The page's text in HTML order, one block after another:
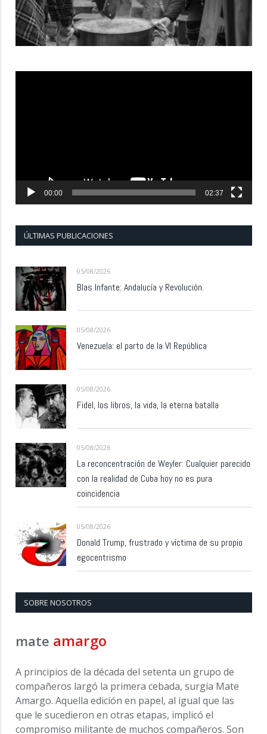
00:00 02:37
ÚLTIMAS PUBLICACIONES
05/08/2026
Blas Infante: Andalucía y Revolución.
05/08/2026
Venezuela: el parto de la VI República
05/08/2026
Fidel, los libros, la vida, la eterna batalla
05/08/2026
La reconcentración de Weyler: Cualquier parecido
con la realidad de Cuba hoy no es pura
coincidencia
05/08/2026
Donald Trump, frustrado y víctima de su propio
egocentrismo
SOBRE NOSOTROS
mate amargo
A principios de la década del setenta un grupo de
compañeros largó la primera cebada, surgía Mate
Amargo. Aquella edición en papel, al igual que las
que le sucedieron en otras etapas, implicó el
compromiso militante de muchos compañeros. Son